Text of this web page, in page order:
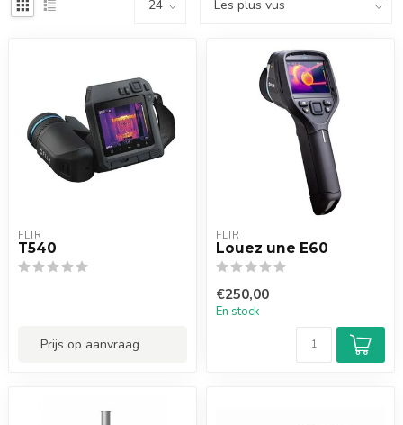
FLIR
T540
Prijs op aanvraag
FLIR
Louez une E60
€250,00
En stock